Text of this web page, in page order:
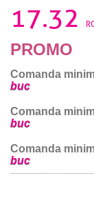
17.32
PROMO
Comanda
buc
Comanda
buc
Comanda
buc